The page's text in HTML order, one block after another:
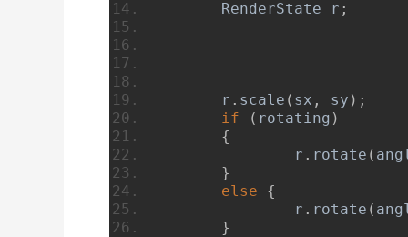
RenderState r ;
	r
. scale ( sx , sy );
if
( rotating )
{
		r
. rotate (
}
else
{
		r
. rotate (
}